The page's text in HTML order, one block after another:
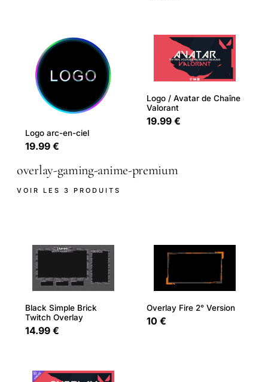
Logo arc-en-ciel
19.99 €
Logo / Avatar de Chaîne
Valorant
19.99 €
overlay-gaming-anime-premium
VOIR LES 3 PRODUITS
Black Simple Brick
Twitch Overlay
14.99 €
Overlay Fire 2° Version
10 €